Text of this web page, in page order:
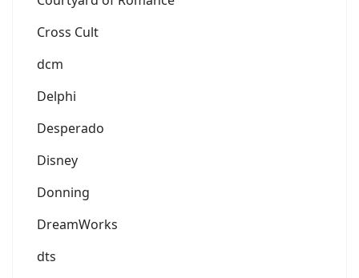
Cross Cult
dcm
Delphi
Desperado
Disney
Donning
DreamWorks
dts